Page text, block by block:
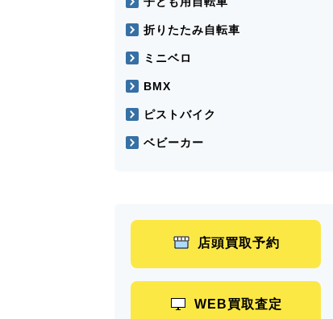
折りたたみ自転車
ミニベロ
BMX
ピストバイク
ベビーカー
店頭買取予約
WEB買取査定